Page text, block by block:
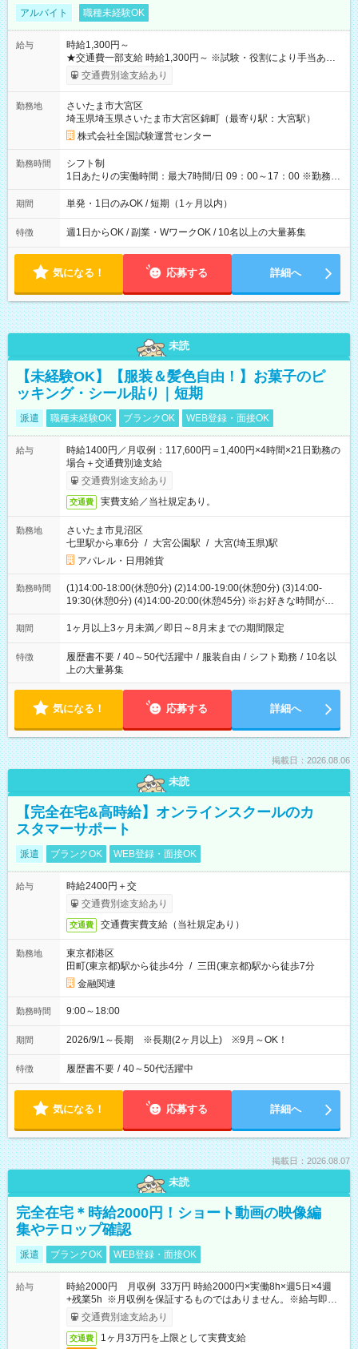
アルバイト 職種未経験OK
給与
時給1,300円～
★交通費一部支給 時給1,300円～ ※試験・役割により手当あり
※勤務回数により昇給あり 【即給（前払い）オプションあ
り！】 希望される場合、勤務から1週間ほどで給与の一部を受け
例】 ・河合塾模擬試験 8:30～17:30（休憩1時間） 時給1,300円
×8時間＝日収10,400円＋交通費 ※当日の役割により時給＋100
円の場合あり ・国家試験 7:00～13:30（休憩なし） 時給1,300
円（役割手当＋100円）×6時間＝日収8,400円＋交通費 【試用期
間】試用期間なし
交通費別途支給あり
勤務地
さいたま市大宮区
埼玉県埼玉県さいたま市大宮区錦町（最寄り駅：大宮駅）
株式会社全国試験運営センター
勤務時間
シフト制
1日あたりの実働時間：最大7時間/日 09：00～17：00 ※勤務時
間は 試験により異なります。
期間 単発・1日のみOK / 短期（1ヶ月以内）
特徴 週1日からOK / 副業・WワークOK / 10名以上の大量募集
気になる！ 応募する 詳細へ
未読
【未経験OK】【服装＆髪色自由！】お菓子のピ
ッキング・シール貼り｜短期
派遣 職種未経験OK ブランクOK WEB登録・面接OK
給与
時給1400円／月収例：117,600円＝1,400円×4時間×21日勤務の
場合＋交通費別途支給
交通費別途支給あり
交通費 実費支給／当社規定あり。
勤務地
さいたま市見沼区
七里駅から車6分 / 大宮公園駅 / 大宮(埼玉県)駅
アパレル・日用雑貨
勤務時間
(1)14:00-18:00(休憩0分) (2)14:00-19:00(休憩0分) (3)14:00-
19:30(休憩0分) (4)14:00-20:00(休憩45分) ※お好きな時間が選べ
ます
期間 1ヶ月以上3ヶ月未満／即日～8月末までの期間限定
特徴 履歴書不要 / 40～50代活躍中 / 服装自由 / シフト勤務 / 10名以
上の大量募集
気になる！ 応募する 詳細へ
掲載日：2026.08.06
未読
【完全在宅&高時給】オンラインスクールのカ
スタマーサポート
派遣 ブランクOK WEB登録・面接OK
給与
時給2400円＋交
交通費別途支給あり
交通費 交通費実費支給（当社規定あり）
勤務地
東京都港区
田町(東京都)駅から徒歩4分 / 三田(東京都)駅から徒歩7分
金融関連
勤務時間 9:00～18:00
期間 2026/9/1～長期 ※長期(2ヶ月以上) ※9月～OK！
特徴 履歴書不要 / 40～50代活躍中
気になる！ 応募する 詳細へ
掲載日：2026.08.07
未読
完全在宅＊時給2000円！ショート動画の映像編
集やテロップ確認
派遣 ブランクOK WEB登録・面接OK
給与
時給2000円 月収例 33万円 時給2000円×実働8h×週5日×4週
+残業5h ※月収例を保証するものではありません。※給与即受
取りサービス利用可（利用条件有）
交通費別途支給あり
交通費
1ヶ月3万円を上限として実費支給